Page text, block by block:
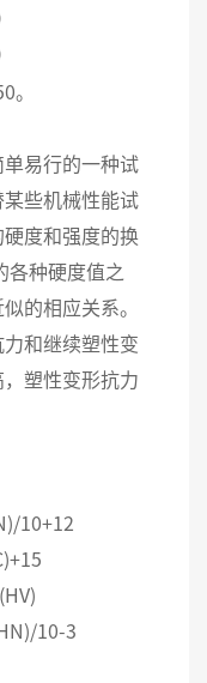
易行的一种试
些机械性能试
度和强度的换
各种硬度值之
的相应关系。
和继续塑性变
塑性变形抗力
10+12
10-3